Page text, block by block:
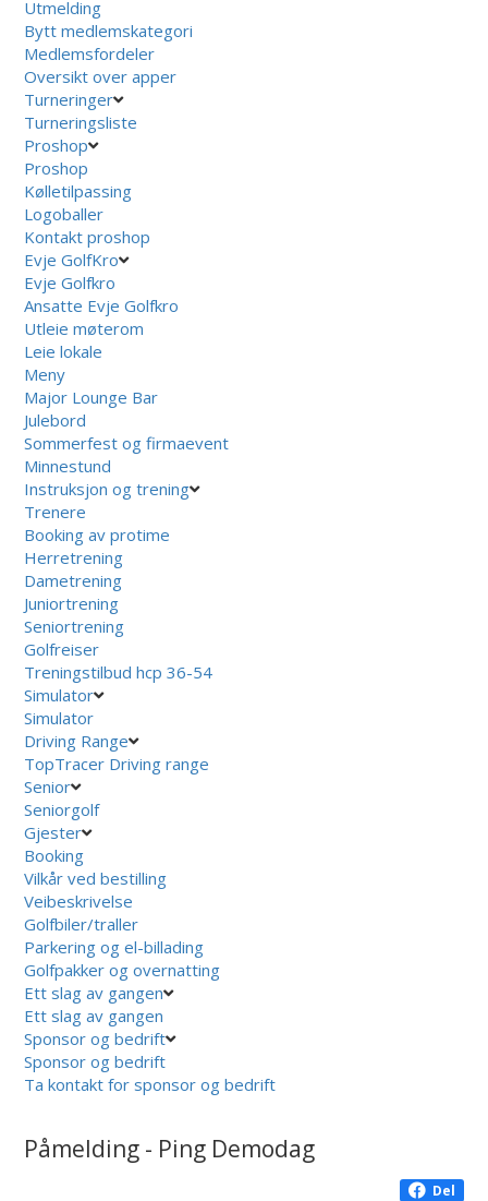
Utmelding
Bytt medlemskategori
Medlemsfordeler
Oversikt over apper
Turneringer
Turneringsliste
Proshop
Proshop
Kølletilpassing
Logoballer
Kontakt proshop
Evje GolfKro
Evje Golfkro
Ansatte Evje Golfkro
Utleie møterom
Leie lokale
Meny
Major Lounge Bar
Julebord
Sommerfest og firmaevent
Minnestund
Instruksjon og trening
Trenere
Booking av protime
Herretrening
Dametrening
Juniortrening
Seniortrening
Golfreiser
Treningstilbud hcp 36-54
Simulator
Simulator
Driving Range
TopTracer Driving range
Senior
Seniorgolf
Gjester
Booking
Vilkår ved bestilling
Veibeskrivelse
Golfbiler/traller
Parkering og el-billading
Golfpakker og overnatting
Ett slag av gangen
Ett slag av gangen
Sponsor og bedrift
Sponsor og bedrift
Ta kontakt for sponsor og bedrift
Påmelding - Ping Demodag
Del